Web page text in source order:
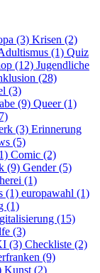
(3) Krisen (2)
(1) Quiz
(12) Jugendliche
(28)
(3)
(9) Queer (1)
(3) Erinnerung
(5)
Comic (2)
(9) Gender (5)
(1)
(1) europawahl (1)
(1)
(15)
(3)
(3) Checkliste (2)
(9)
Kunst (2)